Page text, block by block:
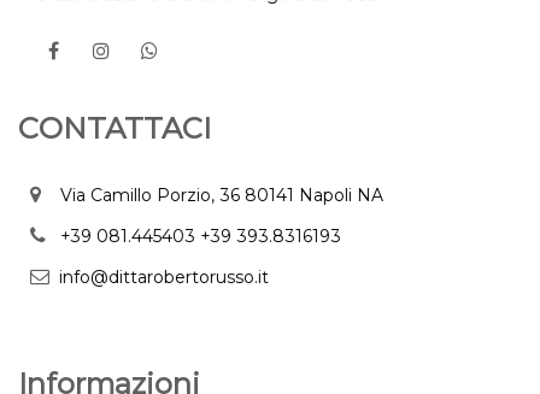
CONTATTACI
Via Camillo Porzio, 36 80141 Napoli NA
+39 081.445403 +39 393.8316193
info@dittarobertorusso.it
Informazioni